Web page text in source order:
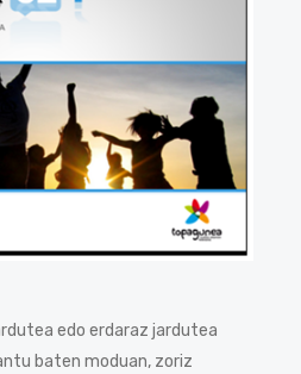
edo erdaraz jardutea
baten moduan, zoriz